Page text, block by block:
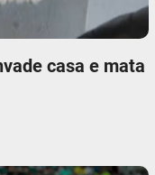
casa e mata